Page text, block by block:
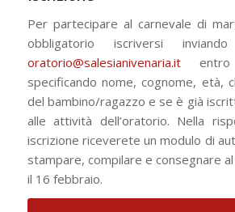
Per partecipare al carnevale di
obbligatorio iscriversi
oratorio@salesianivenaria.itentro
specificando nome, cognome, età,
del bambino/ragazzo e se è già
alle attività dell’oratorio. Nella
iscrizione riceverete un modulo di
stampare, compilare e consegnare
il 16 febbraio.